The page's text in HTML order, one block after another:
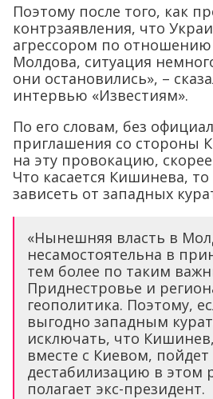
Поэтому после того, как
контрзаявления, что
агрессором по отношению
Молдова, ситуация
они остановились», –
интервью «Известиям».
По его словам, без
приглашения со стороны
на эту провокацию,
Что касается Кишинева, то
зависеть от западных
«Нынешняя власть в
несамостоятельна в
тем более по таким
Приднестровье и
геополитика. Поэтому,
выгодно западным
исключать, что
вместе с Киевом, пойдет
дестабилизацию в этом
полагает экс-президент.